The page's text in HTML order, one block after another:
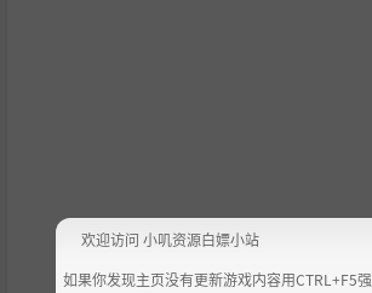
欢迎访问 小叽资源白嫖小站
如果你发现主页没有更新游戏内容用CTRL+F5